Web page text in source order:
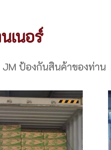
เนอร์
ป้องกันสินค้าของท่าน